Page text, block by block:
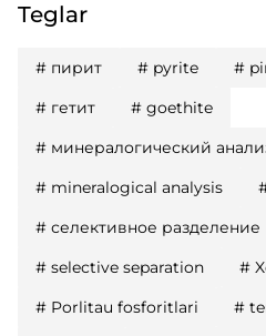
Teglar
# пирит # pyrite #
# гетит # goethite
# минералогический
# mineralogical analysis
# селективное разделение
# selective separation #
# Porlitau fosforitlari #